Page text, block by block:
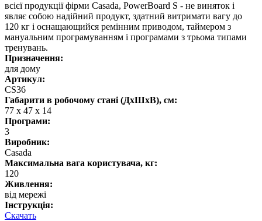
всієї продукції фірми Casada, PowerBoard S - не виняток і
являє собою надійний продукт, здатний витримати вагу до
120 кг і оснащающийся ремінним приводом, таймером з
мануальним програмуванням і програмами з трьома типами
тренувань.
Призначення:
для дому
Артикул:
CS36
Габарити в робочому стані (ДхШхВ), см:
77 х 47 х 14
Програми:
3
Виробник:
Casada
Максимальна вага користувача, кг:
120
Живлення:
від мережі
Інструкція:
Скачать